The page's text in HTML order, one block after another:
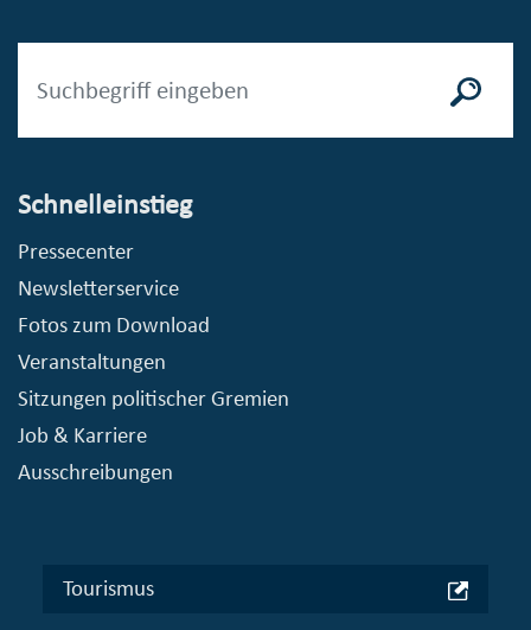
Schnelleinstieg
Pressecenter
Newsletterservice
Fotos zum Download
Veranstaltungen
Sitzungen politischer Gremien
Job & Karriere
Ausschreibungen
Tourismus